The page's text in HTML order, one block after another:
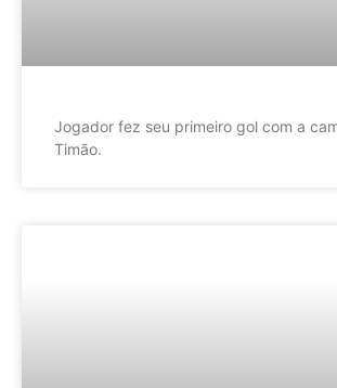
Jogador fez seu primeiro gol com a
Timão.